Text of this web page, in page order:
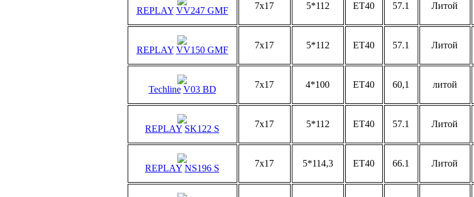
REPLAY VV247 GMF 7x17 5*112 ET40 57.1 Литой
REPLAY VV150 GMF 7x17 5*112 ET40 57.1 Литой
Techline V03 BD 7x17 4*100 ET40 60,1 литой
REPLAY SK122 S 7x17 5*112 ET40 57.1 Литой
REPLAY NS196 S 7x17 5*114,3 ET40 66.1 Литой